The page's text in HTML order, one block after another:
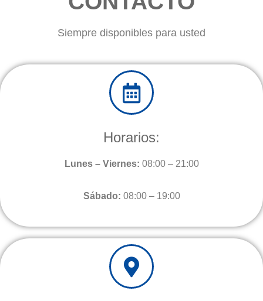
Siempre disponibles para usted
Horarios:
Lunes – Viernes: 08:00 – 21:00
Sábado: 08:00 – 19:00